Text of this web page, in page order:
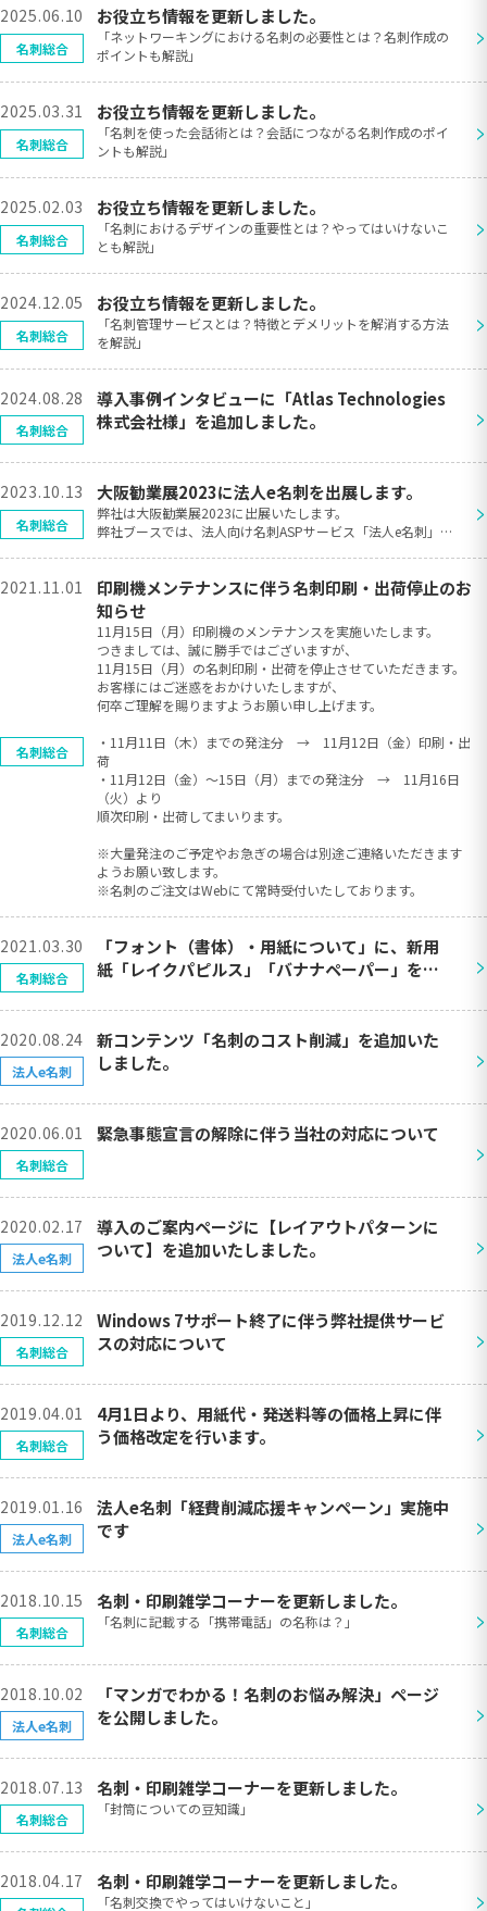
2025.06.10 お役立ち情報を更新しました。
「ネットワーキングにおける名刺の必要性とは？名刺作成の
ポイントも解説」
>
名刺総合
2025.03.31 お役立ち情報を更新しました。
「名刺を使った会話術とは？会話につながる名刺作成のポイ
ントも解説」
>
名刺総合
2025.02.03 お役立ち情報を更新しました。
「名刺におけるデザインの重要性とは？やってはいけないこ
とも解説」
>
名刺総合
2024.12.05 お役立ち情報を更新しました。
「名刺管理サービスとは？特徴とデメリットを解消する方法
を解説」
>
名刺総合
2024.08.28
導入事例インタビューに「Atlas Technologies
株式会社様」を追加しました。
>
名刺総合
2023.10.13 大阪勧業展2023に法人e名刺を出展します。
弊社は大阪勧業展2023に出展いたします。
弊社ブースでは、法人向け名刺ASPサービス「法人e名刺」の
す。ぜひ、ご来場ください。
展示会： 大阪勧業展2023
会 期： 2023年10月18日(水）～19日（木）
時 間： 18日 10:00～17:00
19日 09:30～16:00
会 場： マイドームおおさか（大阪府大阪市中央区本町橋
２−５）
ブース： 3F B-05
製 品： 法人向け名刺ASPサービス「法人e名刺」
>
名刺総合
2021.11.01
印刷機メンテナンスに伴う名刺印刷・出荷停止のお
知らせ
11月15日（月）印刷機のメンテナンスを実施いたします。
つきましては、誠に勝手ではございますが、
11月15日（月）の名刺印刷・出荷を停止させていただきます。
お客様にはご迷惑をおかけいたしますが、
何卒ご理解を賜りますようお願い申し上げます。
・11月11日（木）までの発注分 → 11月12日（金）印刷・出
荷
・11月12日（金）～15日（月）までの発注分 → 11月16日
（火）より
順次印刷・出荷してまいります。
※大量発注のご予定やお急ぎの場合は別途ご連絡いただきます
ようお願い致します。
※名刺のご注文はWebにて常時受付いたしております。
名刺総合
2021.03.30
「フォント（書体）・用紙について」に、新用
紙「レイクパピルス」「バナナペーパー」を追
>
名刺総合
2020.08.24
新コンテンツ「名刺のコスト削減」を追加いた
しました。
>
法人e名刺
2020.06.01 緊急事態宣言の解除に伴う当社の対応について
>
名刺総合
2020.02.17
導入のご案内ページに【レイアウトパターンに
ついて】を追加いたしました。
>
法人e名刺
2019.12.12
Windows 7サポート終了に伴う弊社提供サービ
スの対応について
>
名刺総合
2019.04.01
4月1日より、用紙代・発送料等の価格上昇に伴
う価格改定を行います。
>
名刺総合
2019.01.16
法人e名刺「経費削減応援キャンペーン」実施中
です
>
法人e名刺
2018.10.15 名刺・印刷雑学コーナーを更新しました。
「名刺に記載する「携帯電話」の名称は？」 >
名刺総合
2018.10.02
「マンガでわかる！名刺のお悩み解決」ページ
を公開しました。
>
法人e名刺
2018.07.13 名刺・印刷雑学コーナーを更新しました。
「封筒についての豆知識」 >
名刺総合
2018.04.17 名刺・印刷雑学コーナーを更新しました。
「名刺交換でやってはいけないこと」 >